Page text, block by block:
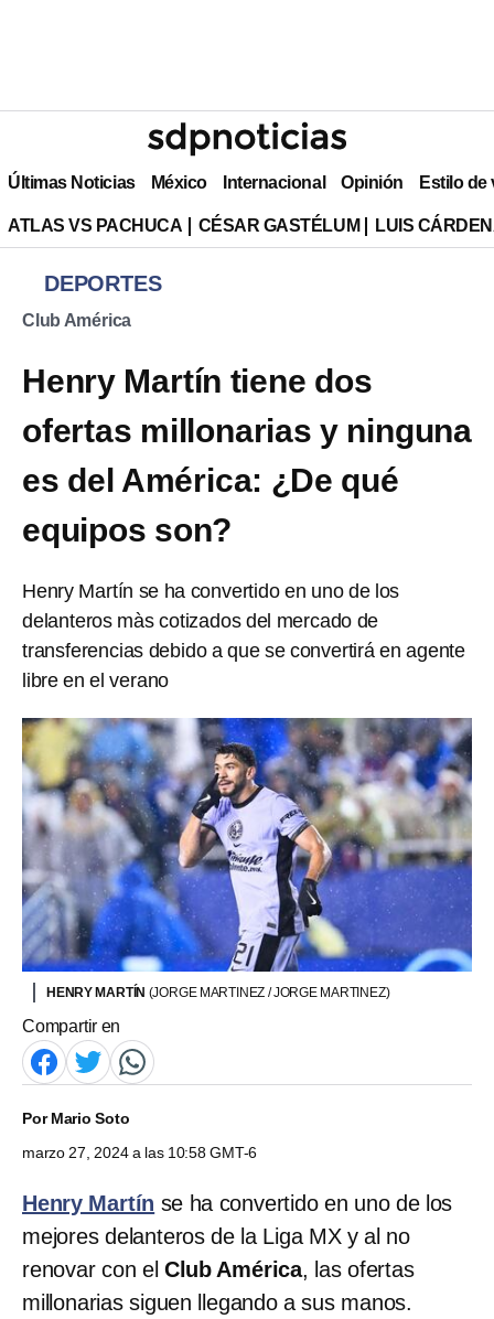
Últimas Noticias México Internacional Opinión Estilo de
ATLAS VS PACHUCA CÉSAR GASTÉLUM LUIS
DEPORTES
Club América
Henry Martín tiene dos
ofertas millonarias y ninguna
es del América: ¿De qué
equipos son?
Henry Martín se ha convertido en uno de los
delanteros màs cotizados del mercado de
transferencias debido a que se convertirá en agente
libre en el verano
HENRY MARTÍN (JORGE MARTINEZ / JORGE MARTINEZ)
Compartir en
PorMario Soto
marzo 27, 2024 a las 10:58 GMT-6
Henry Martín se ha convertido en uno de los
mejores delanteros de la Liga MX y al no
renovar con el Club América, las ofertas
millonarias siguen llegando a sus manos.